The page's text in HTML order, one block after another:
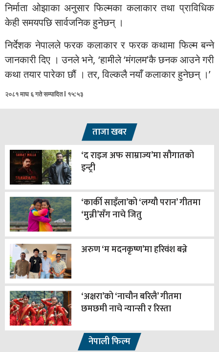
निर्माता ओझाका अनुसार फिल्मका कलाकार तथा प्राविधिक
केही समयपछि सार्वजनिक हुनेछन् ।
निर्देशक नेपालले फरक कलाकार र फरक कथामा फिल्म बन्ने
जानकारी दिए । उनले भने, ‘हामीले ‘मंगलम’कै छनक आउने गरी
कथा तयार पारेका छौं । तर, विल्कलै नयाँ कलाकार हुनेछन् ।’
२०८१ माघ ६ गते सम्पादित l १५:५३
ताजा खबर
‘द राइज अफ साम्राज्य’मा सौगातको
इन्ट्री
‘कार्की साइँला’को ‘लग्यौ परान’ गीतमा
‘मुन्नी’सँग नाचे जितु
अरुण ‘म मदनकृष्ण’मा हरिवंश बन्ने
‘अक्षरा’को ‘नाचौन बरिलै’ गीतमा
छमछमी नाचे न्यान्सी र रिस्ता
नेपाली फिल्म